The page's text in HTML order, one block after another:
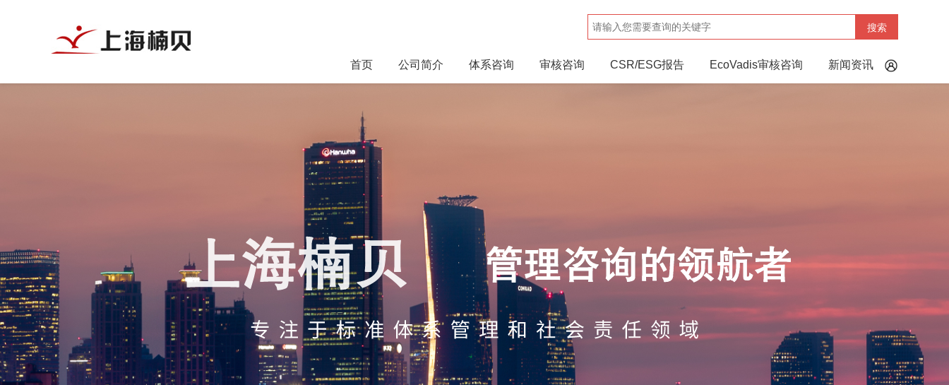
搜索
首页 公司简介 体系咨询 审核咨询 CSR/ESG报告 EcoVadis审核咨询 新闻资讯